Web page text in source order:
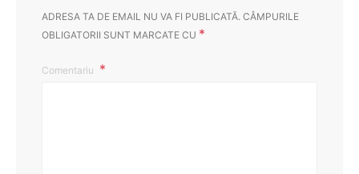
ADRESA TA DE EMAIL NU VA FI PUBLICATĂ. CÂMPURILE
OBLIGATORII SUNT MARCATE CU *
Comentariu